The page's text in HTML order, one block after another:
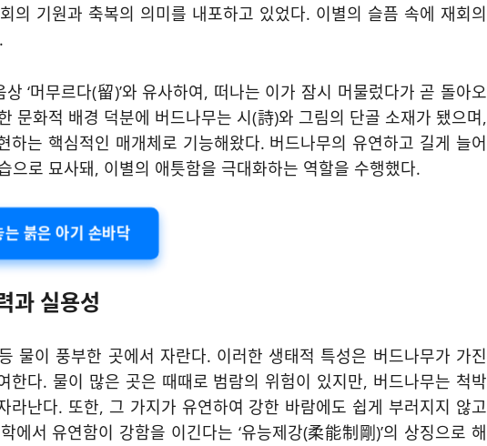
의 기원과 축복의 의미를 내포하고 있었다. 이별의 슬픔 속에 재회의
‘머무르다(留)’와 유사하여, 떠나는 이가 잠시 머물렀다가 곧 돌아오
문화적 배경 덕분에 버드나무는 시(詩)와 그림의 단골 소재가 됐으며,
하는 핵심적인 매개체로 기능해왔다. 버드나무의 유연하고 길게 늘어
으로 묘사돼, 이별의 애틋함을 극대화하는 역할을 수행했다.
붉은 아기 손바닥
과 실용성
물이 풍부한 곳에서 자란다. 이러한 생태적 특성은 버드나무가 가진
한다. 물이 많은 곳은 때때로 범람의 위험이 있지만, 버드나무는 척박
라난다. 또한, 그 가지가 유연하여 강한 바람에도 쉽게 부러지지 않고
에서 유연함이 강함을 이긴다는 ‘유능제강(柔能制剛)’의 상징으로 해